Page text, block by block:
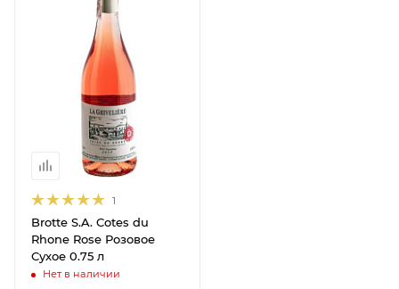
1
Brotte S.A. Cotes du
Rhone Rose Розовое
Сухое 0.75 л
Нет в наличии